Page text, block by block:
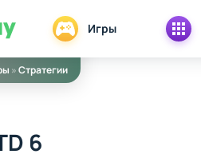
Игры
»Стратегии
6